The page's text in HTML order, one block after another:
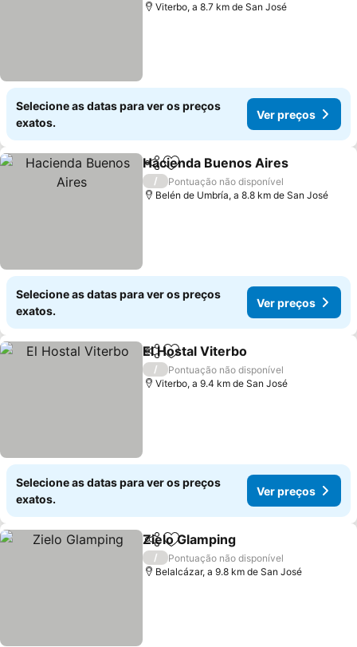
Viterbo, a 8.7 km de San José
Selecione as datas para ver os preços
exatos.
Ver preços
PartilharAdicionar aos favoritos
Hacienda Buenos Aires
/
Pontuação não disponível
Belén de Umbría, a 8.8 km de San José
Selecione as datas para ver os preços
exatos.
Ver preços
PartilharAdicionar aos favoritos
El Hostal Viterbo
/
Pontuação não disponível
Viterbo, a 9.4 km de San José
Selecione as datas para ver os preços
exatos.
Ver preços
PartilharAdicionar aos favoritos
Zielo Glamping
/
Pontuação não disponível
Belalcázar, a 9.8 km de San José